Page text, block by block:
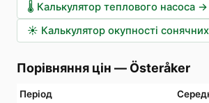
🌡️ Калькулятор теплового насоса →
☀️ Калькулятор окупності
Порівняння цін — Österåker
Період